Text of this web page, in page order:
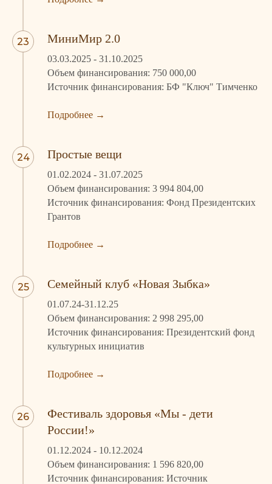
МиниМир 2.0
03.03.2025 - 31.10.2025
Объем финансирования: 750 000,00
Источник финансирования: БФ "Ключ" Тимченко
Подробнее →
Простые вещи
01.02.2024 - 31.07.2025
Объем финансирования: 3 994 804,00
Источник финансирования: Фонд Президентских
Грантов
Подробнее →
Семейный клуб «Новая Зыбка»
01.07.24-31.12.25
Объем финансирования: 2 998 295,00
Источник финансирования: Президентский фонд
культурных инициатив
Подробнее →
Фестиваль здоровья «Мы - дети
России!»
01.12.2024 - 10.12.2024
Объем финансирования: 1 596 820,00
Источник финансирования: Источник